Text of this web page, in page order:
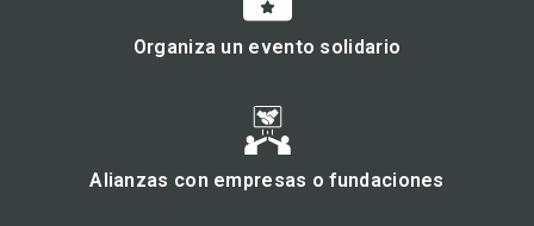
Organiza un evento solidario
Alianzas con empresas o fundaciones